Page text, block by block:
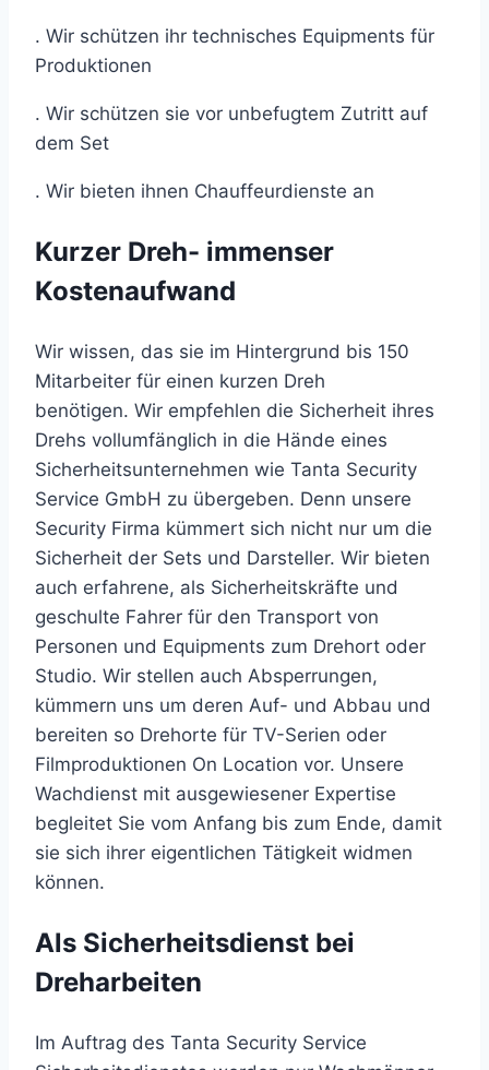
. Wir schützen ihr technisches Equipments für
Produktionen
. Wir schützen sie vor unbefugtem Zutritt auf
dem Set
. Wir bieten ihnen Chauffeurdienste an
Kurzer Dreh- immenser
Kostenaufwand
Wir wissen, das sie im Hintergrund bis 150
Mitarbeiter für einen kurzen Dreh
benötigen. Wir empfehlen die Sicherheit ihres
Drehs vollumfänglich in die Hände eines
Sicherheitsunternehmen wie Tanta Security
Service GmbH zu übergeben. Denn unsere
Security Firma kümmert sich nicht nur um die
Sicherheit der Sets und Darsteller. Wir bieten
auch erfahrene, als Sicherheitskräfte und
geschulte Fahrer für den Transport von
Personen und Equipments zum Drehort oder
Studio. Wir stellen auch Absperrungen,
kümmern uns um deren Auf- und Abbau und
bereiten so Drehorte für TV-Serien oder
Filmproduktionen On Location vor. Unsere
Wachdienst mit ausgewiesener Expertise
begleitet Sie vom Anfang bis zum Ende, damit
sie sich ihrer eigentlichen Tätigkeit widmen
können.
Als Sicherheitsdienst bei
Dreharbeiten
Im Auftrag des Tanta Security Service